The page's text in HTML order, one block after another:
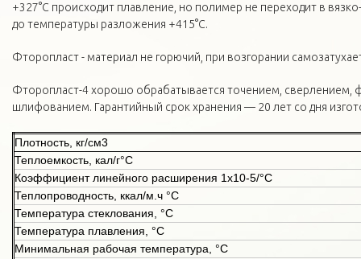
+327°С происходит плавление, но полимер не переходит в
до температуры разложения +415°С.
Фторопласт - материал не горючий, при возгорании
Фторопласт-4 хорошо обрабатывается точением, сверлением,
шлифованием. Гарантийный срок хранения — 20 лет со дня
Плотность, кг/см3
Теплоемкость, кал/г°С
Коэффициент линейного расширения 1х10-5/°С
Теплопроводность, ккал/м.ч °С
Температура стеклования, °С
Температура плавления, °С
Минимальная рабочая температура, °С